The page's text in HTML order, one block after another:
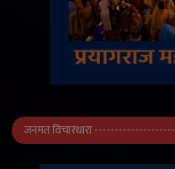
जनमत विचारधारा --------------------